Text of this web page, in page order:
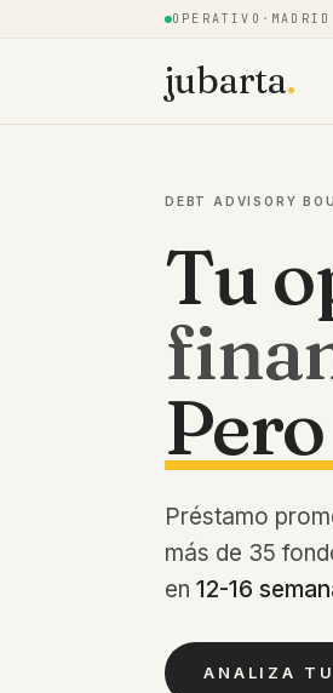
OPERATIVO ·
jubarta.
DEBT ADVISORY
Tu
Préstamo
más de 35
en 12-16
ANALIZA